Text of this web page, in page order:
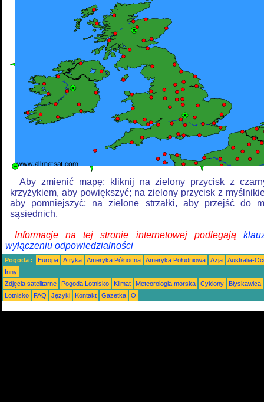
Aby zmienić mapę: kliknij na zielony przycisk z
krzyżykiem, aby powiększyć; na zielony przycisk z
aby pomniejszyć; na zielone strzałki, aby przejść do
sąsiednich.
Informacje na tej stronie internetowej podlegają
wyłączeniu odpowiedzialności
Pogoda : Europa Afryka Ameryka Północna Ameryka Południowa Azja
Australia-
Inny
Zdjęcia satelitarne
Pogoda Lotnisko Klimat Meteorologia morska Cyklony
Błyskawica
Lotnisko
FAQ Języki Kontakt Gazetka O